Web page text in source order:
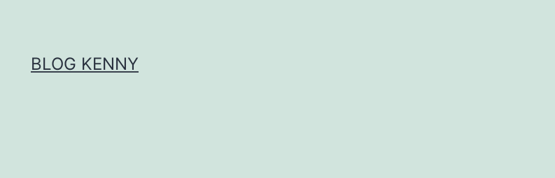
BLOG KENNY